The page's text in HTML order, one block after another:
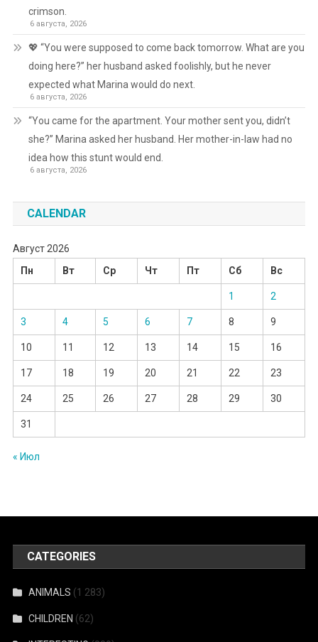
crimson.
6 августа, 2026
💖 “You were supposed to come back tomorrow. What are you
doing here?” her husband asked foolishly, but he never
expected what Marina would do next.
6 августа, 2026
“You came for the apartment. Your mother sent you, didn’t
she?” Marina asked her husband. Her mother-in-law had no
idea how this stunt would end.
6 августа, 2026
CALENDAR
Август 2026
Пн
Вт Ср Чт Пт Сб Вс
1 2
3 4 5 6 7 8 9
10 11 12 13 14 15 16
17 18 19 20 21 22 23
24 25 26 27 28 29 30
31
« Июл
CATEGORIES
ANIMALS (1 283)
CHILDREN (62)